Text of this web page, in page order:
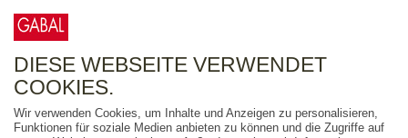
FREITEXT
DIESE WEBSEITE VERWENDET
COOKIES.
Wir verwenden Cookies, um Inhalte und Anzeigen zu personalisieren,
Funktionen für soziale Medien anbieten zu können und die Zugriffe auf